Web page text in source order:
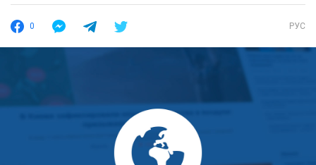
0 РУС